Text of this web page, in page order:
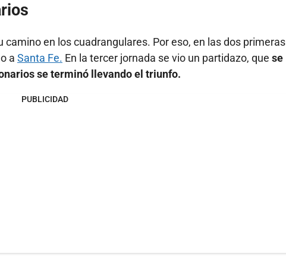
en los cuadrangulares. Por eso, en las dos primeras
a Santa Fe. En la tercer jornada se vio un partidazo, que se
se terminó llevando el triunfo.
PUBLICIDAD